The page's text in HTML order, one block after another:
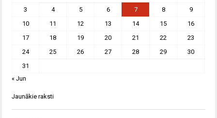
3
4 5 6 7 8
9
10
11 12 13 14 15
16
17
18 19 20 21 22
23
24
25 26 27 28 29
30
31
« Jun
Jaunākie raksti